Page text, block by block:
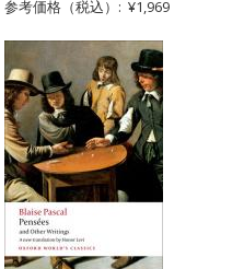
参考価格（税込）: ¥1,969